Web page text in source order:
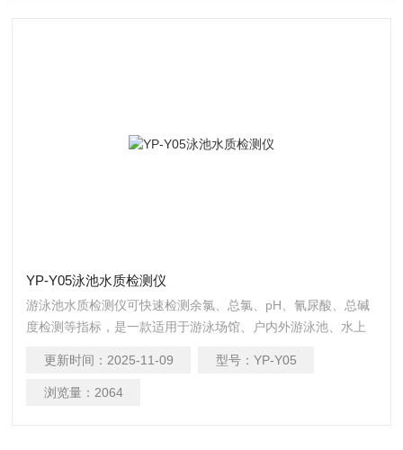
YP-Y05泳池水质检测仪
游泳池水质检测仪可快速检测余氯、总氯、pH、氰尿酸、总碱
度检测等指标，是一款适用于游泳场馆、户内外游泳池、水上
更新时间： 2025-11-09 型号： YP-Y05
浏览量： 2064